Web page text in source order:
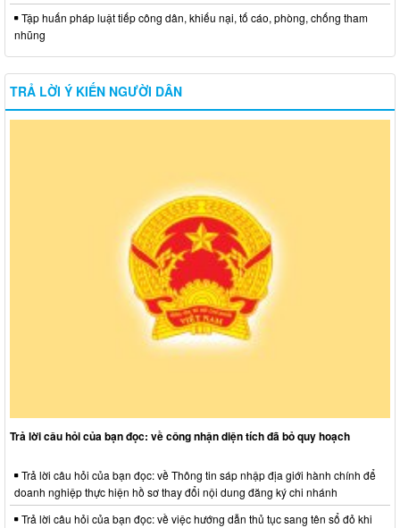
Tập huấn pháp luật tiếp công dân, khiếu nại, tố cáo, phòng, chống tham
nhũng
TRẢ LỜI Ý KIẾN NGƯỜI DÂN
Trả lời câu hỏi của bạn đọc: về công nhận diện tích đã bỏ quy hoạch
Trả lời câu hỏi của bạn đọc: về Thông tin sáp nhập địa giới hành chính để
doanh nghiệp thực hiện hồ sơ thay đổi nội dung đăng ký chi nhánh
Trả lời câu hỏi của bạn đọc: về việc hướng dẫn thủ tục sang tên sổ đỏ khi